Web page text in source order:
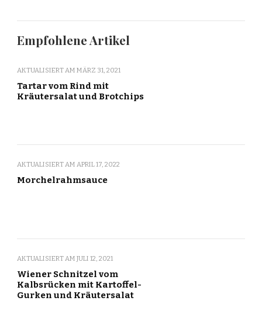
Empfohlene Artikel
AKTUALISIERT AM MÄRZ 31, 2021
Tartar vom Rind mit
Kräutersalat und Brotchips
AKTUALISIERT AM APRIL 17, 2022
Morchelrahmsauce
AKTUALISIERT AM JULI 12, 2021
Wiener Schnitzel vom
Kalbsrücken mit Kartoffel-
Gurken und Kräutersalat